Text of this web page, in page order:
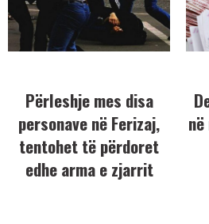
Përleshje mes disa
personave në Ferizaj,
tentohet të përdoret
edhe arma e zjarrit